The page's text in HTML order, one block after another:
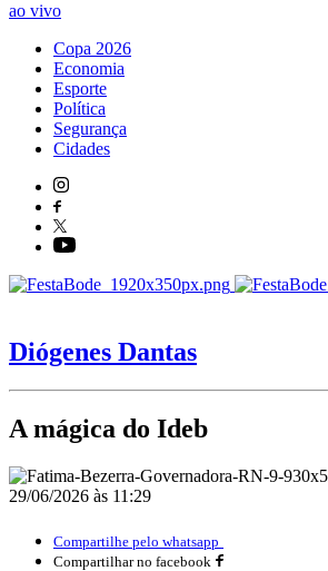
ao vivo
Copa 2026
Economia
Esporte
Política
Segurança
Cidades
Diógenes Dantas
A mágica do Ideb
29/06/2026 às 11:29
Compartilhe pelo whatsapp
Compartilhar no facebook